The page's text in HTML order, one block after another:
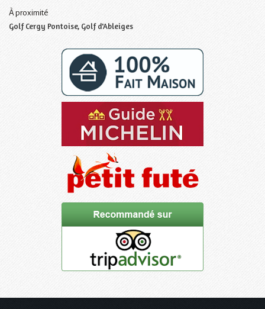
À proximité
Golf Cergy Pontoise, Golf d'Ableiges